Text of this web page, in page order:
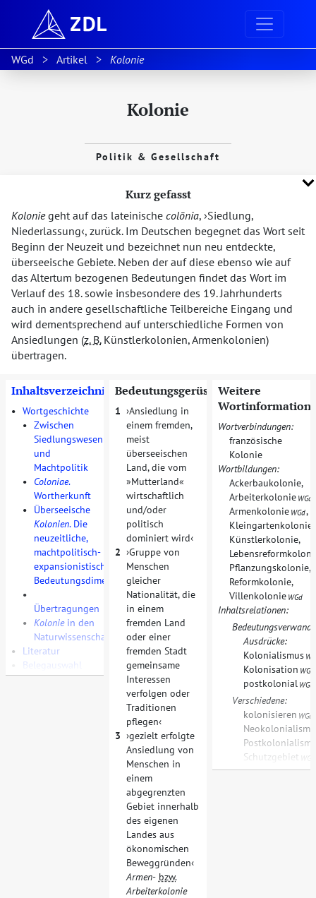
WGd Artikel Kolonie
Kolonie
Politik & Gesellschaft
Kurz gefasst
Koloniegeht auf das lateinische colōnia, Siedlung,
Niederlassung , zurück. Im Deutschen begegnet das Wort seit
Beginn der Neuzeit und bezeichnet nun neu entdeckte,
überseeische Gebiete. Neben der auf diese ebenso wie auf
das Altertum bezogenen Bedeutungen findet das Wort im
Verlauf des 18. sowie insbesondere des 19. Jahrhunderts
auch in andere gesellschaftliche Teilbereiche Eingang und
wird dementsprechend auf unterschiedliche Formen von
Ansiedlungen (z. B.Künstlerkolonien, Armenkolonien)
übertragen.
Inhaltsverzeichnis
• Wortgeschichte
• Zwischen
Siedlungswesen
und
Machtpolitik
•
Coloniae.
Wortherkunft
•
Überseeische
Kolonien. Die
neuzeitliche,
machtpolitisch-
expansionistische
Bedeutungsdimension
•
Übertragungen
• Koloniein den
Naturwissenschaften
•
Literatur
Belegauswahl
Bedeutungsgerüst
1
Ansiedlung in
einem fremden,
meist
überseeischen
Land, die vom
»Mutterland«
wirtschaftlich
und/oder
politisch
dominiert wird
2
Gruppe von
Menschen
gleicher
Nationalität, die
in einem
fremden Land
oder einer
fremden Stadt
gemeinsame
Interessen
verfolgen oder
Traditionen
pflegen
3
gezielt erfolgte
Ansiedlung von
Menschen in
einem
abgegrenzten
Gebiet innerhalb
des eigenen
Landes aus
ökonomischen
Beweggründen
Armen- bzw.
Arbeiterkolonie
Weitere
Wortverbindungen:
französische
Kolonie
Wortbildungen:
Ackerbaukolonie,
Arbeiterkolonie WGd
Armenkolonie WGd,
Kleingartenkolonie
Künstlerkolonie,
Pflanzungskolonie,
Reformkolonie,
Villenkolonie WGd
Inhaltsrelationen:
Ausdrücke:
Kolonialismus
Kolonisation WGd
postkolonial WGd
Verschiedene:
kolonisieren WGd
Schutzgebiet
WGd